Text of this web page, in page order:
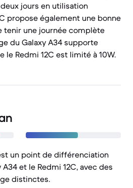
jours en utilisation
propose également une bonne
tenir une journée complète
du Galaxy A34 supporte
le Redmi 12C est limité à 10W.
un point de différenciation
et le Redmi 12C, avec des
distinctes.